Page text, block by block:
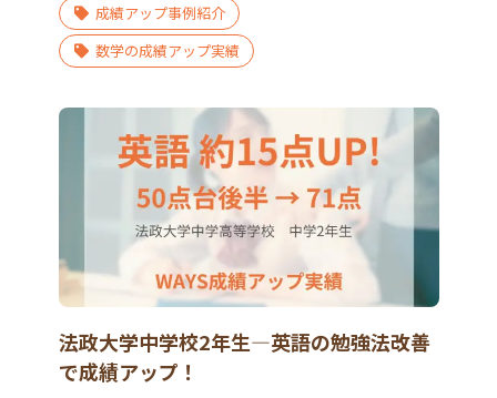
成績アップ事例紹介
数学の成績アップ実績
法政大学中学校2年生―英語の勉強法改善
で成績アップ！